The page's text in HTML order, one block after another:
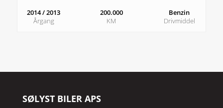
2014 / 2013
Årgang
200.000
KM
Benzin
Drivmiddel
SØLYST BILER APS